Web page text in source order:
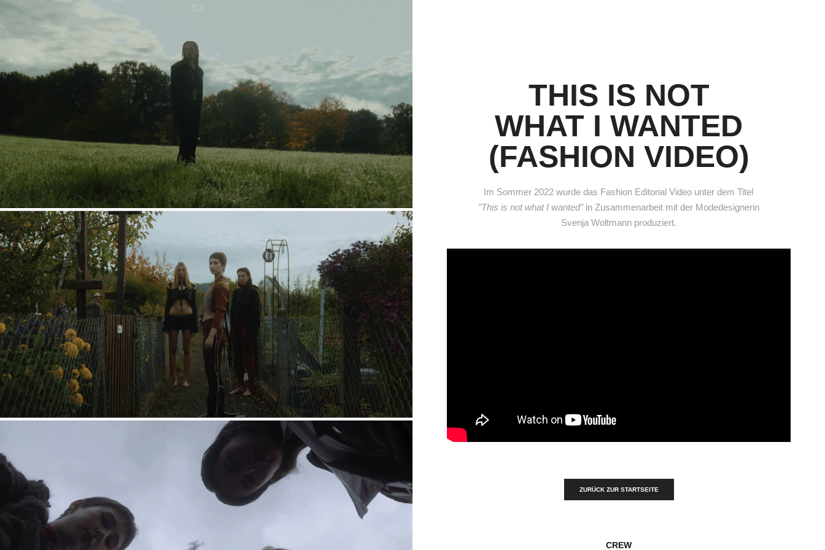
THIS IS NOT
WHAT I WANTED
(FASHION VIDEO)
Im Sommer 2022 wurde das Fashion Editorial Video unter dem Titel
"This is not what I wanted"in Zusammenarbeit mit der Modedesignerin
Svenja Woltmann produziert.
ZURÜCK ZUR STARTSEITE
CREW